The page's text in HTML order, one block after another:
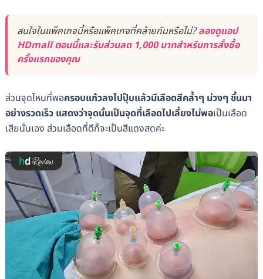
สนใจในแพ็คเกจนี้หรือแพ็คเกจที่คล้ายกันหรือไม่?ลองดูแอป
HDmall ตอนนี้และรับส่วนลด 1,000 บาทสำหรับการสั่งซื้อ
ครั้งแรกของคุณ
ส่วนจุดไหนที่พอครอบแก้วลงไปปุ๊บแล้วมีเลือดสีคล้ำๆ ม่วงๆ ขึ้นมา
อย่างรวดเร็ว แสดงว่าจุดนั้นเป็นจุดที่เลือดไปเลี้ยงไม่พอเป็นเลือด
เสียนั่นเอง ส่วนเลือดที่ดีก็จะเป็นสีแดงสดค่ะ